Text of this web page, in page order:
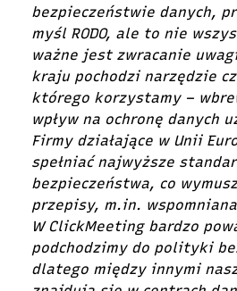
bezpieczeństwie danych,
myśl RODO, ale to nie
ważne jest zwracanie
kraju pochodzi narzędzie
którego korzystamy –
wpływ na ochronę danych
Firmy działające w Unii
spełniać najwyższe
bezpieczeństwa, co
przepisy, m.in. wspomniana
W ClickMeeting bardzo
podchodzimy do polityki
dlatego między innymi